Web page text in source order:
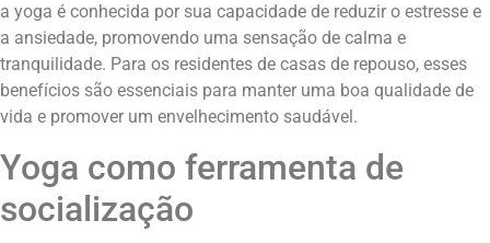
a yoga é conhecida por sua capacidade de reduzir o estresse e
a ansiedade, promovendo uma sensação de calma e
tranquilidade. Para os residentes de casas de repouso, esses
benefícios são essenciais para manter uma boa qualidade de
vida e promover um envelhecimento saudável.
Yoga como ferramenta de
socialização